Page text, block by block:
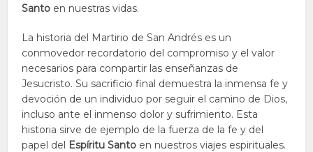
Santo en nuestras vidas.
La historia del Martirio de San Andrés es un
conmovedor recordatorio del compromiso y el valor
necesarios para compartir las enseñanzas de
Jesucristo. Su sacrificio final demuestra la inmensa fe y
devoción de un individuo por seguir el camino de Dios,
incluso ante el inmenso dolor y sufrimiento. Esta
historia sirve de ejemplo de la fuerza de la fe y del
papel del Espíritu Santo en nuestros viajes espirituales.